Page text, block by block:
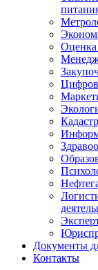
Оценка
Документы
Контакты